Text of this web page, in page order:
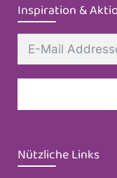
Inspiration &
Nützliche Links